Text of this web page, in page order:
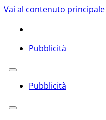
Vai al contenuto principale
Pubblicità
Pubblicità